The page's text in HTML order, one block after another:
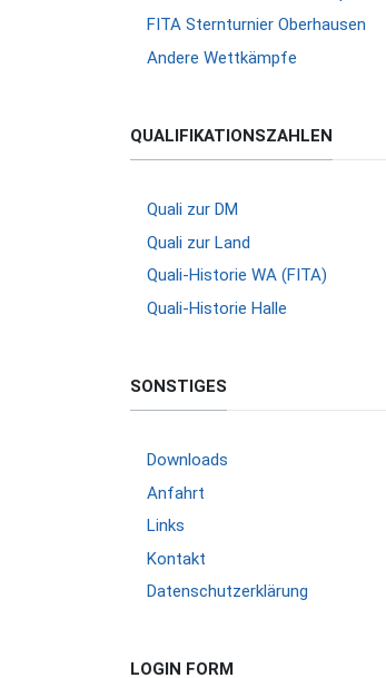
FITA Sternturnier Oberhausen
Andere Wettkämpfe
QUALIFIKATIONSZAHLEN
Quali zur DM
Quali zur Land
Quali-Historie WA (FITA)
Quali-Historie Halle
SONSTIGES
Downloads
Anfahrt
Links
Kontakt
Datenschutzerklärung
LOGIN FORM